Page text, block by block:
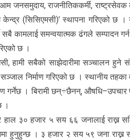
जनसमुदाय, राजनीतिककर्मी, राष्ट्रसेवक
केन्द्र (सिसिएमसी)’ स्थापना गरिएको छ ।
सबै कामलाई समन्वयात्मक ढंगले सम्पादन
छ ।
हामी सबैको साझेदारीमा सञ्चालन
निर्माण गरिएको छ । स्थानीय
गर्नेछ । बिरामी छन्÷छैनन्,
।
३० हजार ५ सय ६६ जनालाई राख्न
हुनुहुन्छ । ३ हजार २ सय ५९ जना